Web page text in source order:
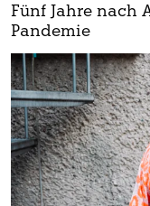
Fünf Jahre nach
Pandemie